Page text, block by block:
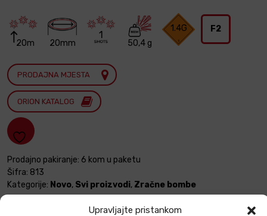
Upravljajte pristankom
20m 20mm
1
50,4 g
1.4G F2
PRODAJNA MJESTA
ORION KATALOG
Prodajno pakiranje: 6 kom u paketu
Šifra: 813
Kategorije: Novo, Svi proizvodi, Zračne bombe